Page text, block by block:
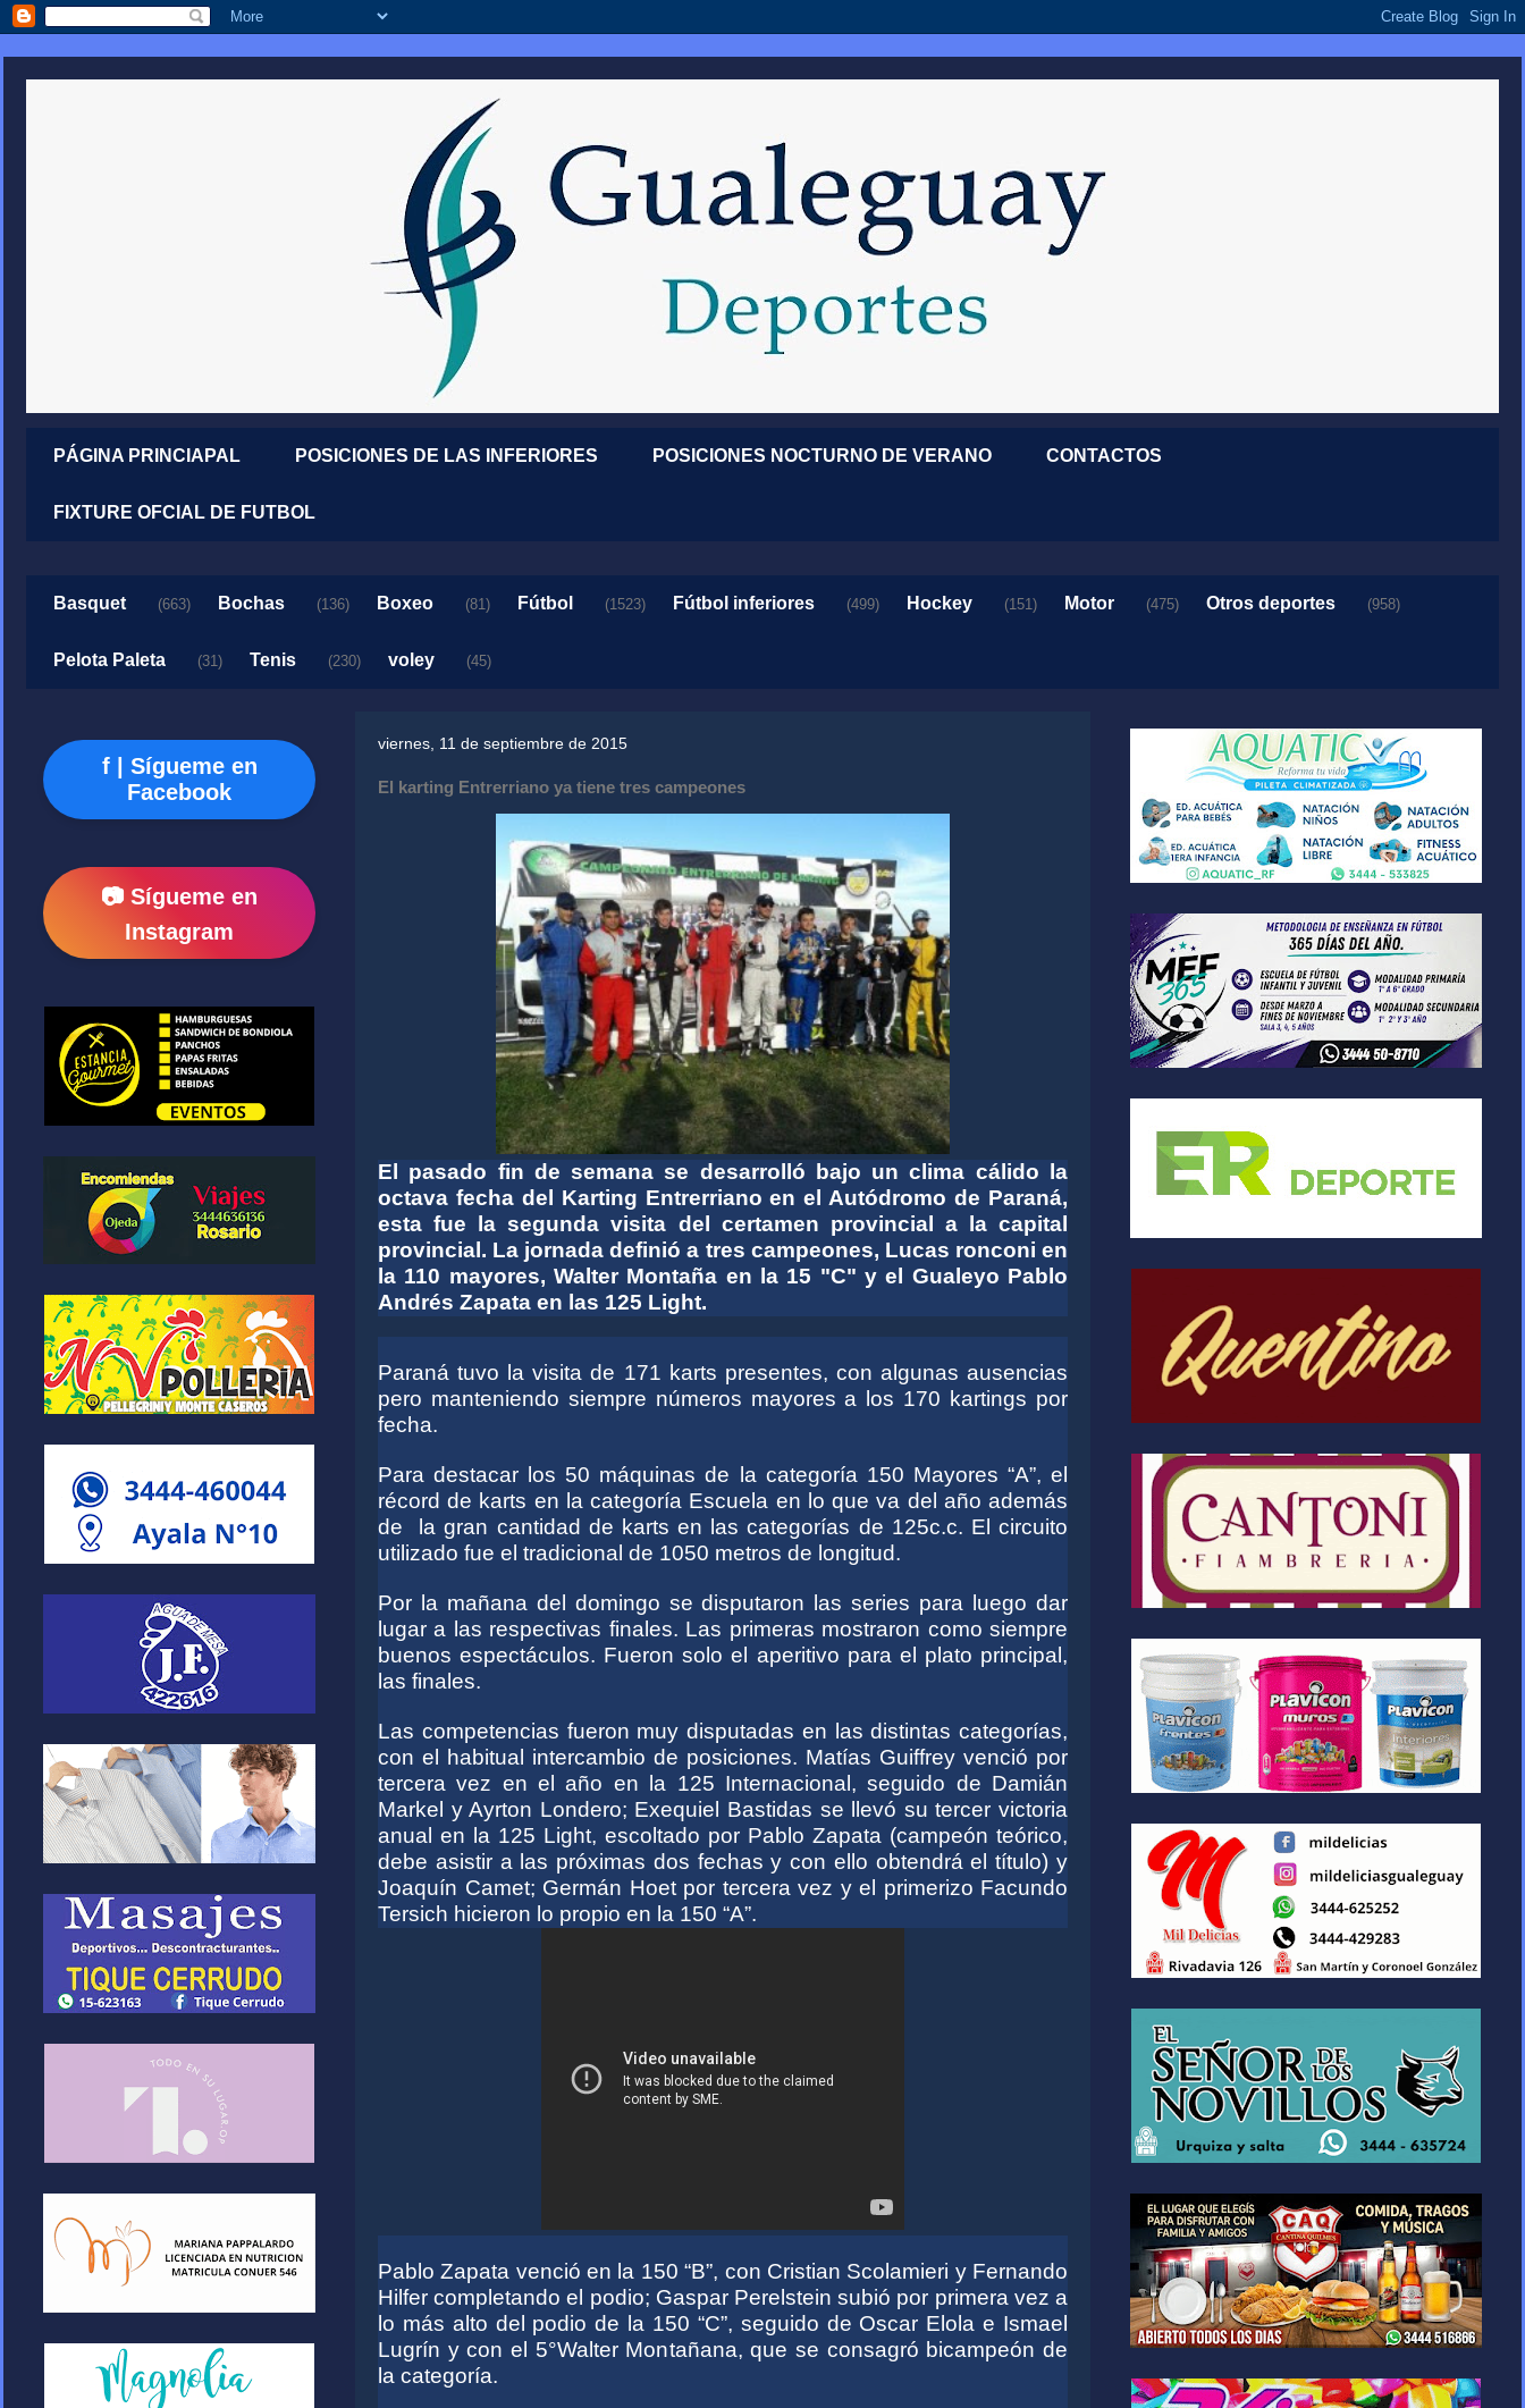
PÁGINA PRINCIAPAL POSICIONES DE LAS INFERIORES POSICIONES NOCTURNO DE VERANO CONTACTOS
FIXTURE OFCIAL DE FUTBOL
Basquet (663) Bochas (136) Boxeo (81) Fútbol (1523) Fútbol inferiores (499) Hockey (151) Motor (475) Otros deportes (958)
Pelota Paleta (31) Tenis (230) voley (45)
viernes, 11 de septiembre de 2015
El karting Entrerriano ya tiene tres campeones
El pasado fin de semana se desarrolló bajo un clima cálido la
octava fecha del Karting Entrerriano en el Autódromo de Paraná,
esta fue la segunda visita del certamen provincial a la capital
provincial. La jornada definió a tres campeones, Lucas ronconi en
la 110 mayores, Walter Montaña en la 15 "C" y el Gualeyo Pablo
Andrés Zapata en las 125 Light.
Paraná tuvo la visita de 171 karts presentes, con algunas ausencias
pero manteniendo siempre números mayores a los 170 kartings por
fecha.
Para destacar los 50 máquinas de la categoría 150 Mayores “A”, el
récord de karts en la categoría Escuela en lo que va del año además
de la gran cantidad de karts en las categorías de 125c.c. El circuito
utilizado fue el tradicional de 1050 metros de longitud.
Por la mañana del domingo se disputaron las series para luego dar
lugar a las respectivas finales. Las primeras mostraron como siempre
buenos espectáculos. Fueron solo el aperitivo para el plato principal,
las finales.
Las competencias fueron muy disputadas en las distintas categorías,
con el habitual intercambio de posiciones. Matías Guiffrey venció por
tercera vez en el año en la 125 Internacional, seguido de Damián
Markel y Ayrton Londero; Exequiel Bastidas se llevó su tercer victoria
anual en la 125 Light, escoltado por Pablo Zapata (campeón teórico,
debe asistir a las próximas dos fechas y con ello obtendrá el título) y
Joaquín Camet; Germán Hoet por tercera vez y el primerizo Facundo
Tersich hicieron lo propio en la 150 “A”.
Pablo Zapata venció en la 150 “B”, con Cristian Scolamieri y Fernando
Hilfer completando el podio; Gaspar Perelstein subió por primera vez a
lo más alto del podio de la 150 “C”, seguido de Oscar Elola e Ismael
Lugrín y con el 5°Walter Montañana, que se consagró bicampeón de
la categoría.
f | Sígueme en
Facebook
📷 Sígueme en
Instagram